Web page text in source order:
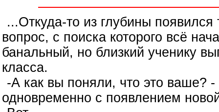
...Откуда-то из глубины появился
вопрос, с поиска которого всё
банальный, но близкий ученику
класса.
-А как вы поняли, что это ваше? -
одновременно с появлением